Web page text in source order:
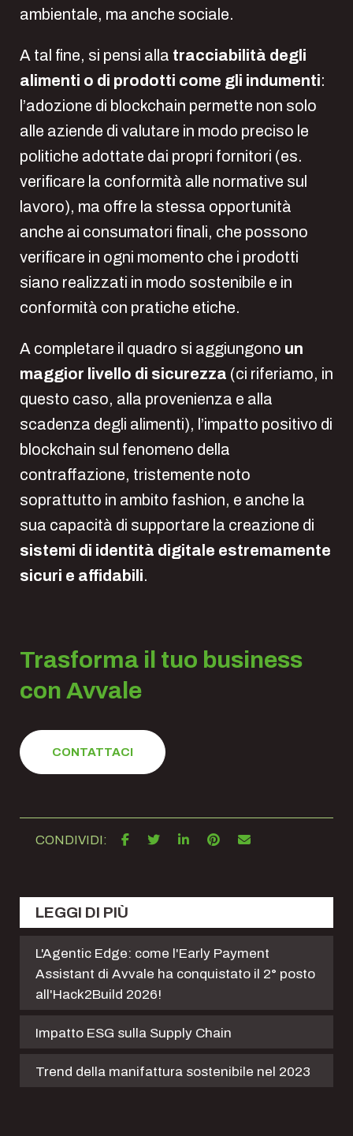
ambientale, ma anche sociale.
A tal fine, si pensi alla tracciabilità degli
alimenti o di prodotti come gli indumenti:
l’adozione di blockchain permette non solo
alle aziende di valutare in modo preciso le
politiche adottate dai propri fornitori (es.
verificare la conformità alle normative sul
lavoro), ma offre la stessa opportunità
anche ai consumatori finali, che possono
verificare in ogni momento che i prodotti
siano realizzati in modo sostenibile e in
conformità con pratiche etiche.
A completare il quadro si aggiungono un
maggior livello di sicurezza (ci riferiamo, in
questo caso, alla provenienza e alla
scadenza degli alimenti), l’impatto positivo di
blockchain sul fenomeno della
contraffazione, tristemente noto
soprattutto in ambito fashion, e anche la
sua capacità di supportare la creazione di
sistemi di identità digitale estremamente
sicuri e affidabili.
Trasforma il tuo business
con Avvale
CONTATTACI
CONDIVIDI:
LEGGI DI PIÙ
L'Agentic Edge: come l'Early Payment
Assistant di Avvale ha conquistato il 2° posto
all'Hack2Build 2026!
Impatto ESG sulla Supply Chain
Trend della manifattura sostenibile nel 2023